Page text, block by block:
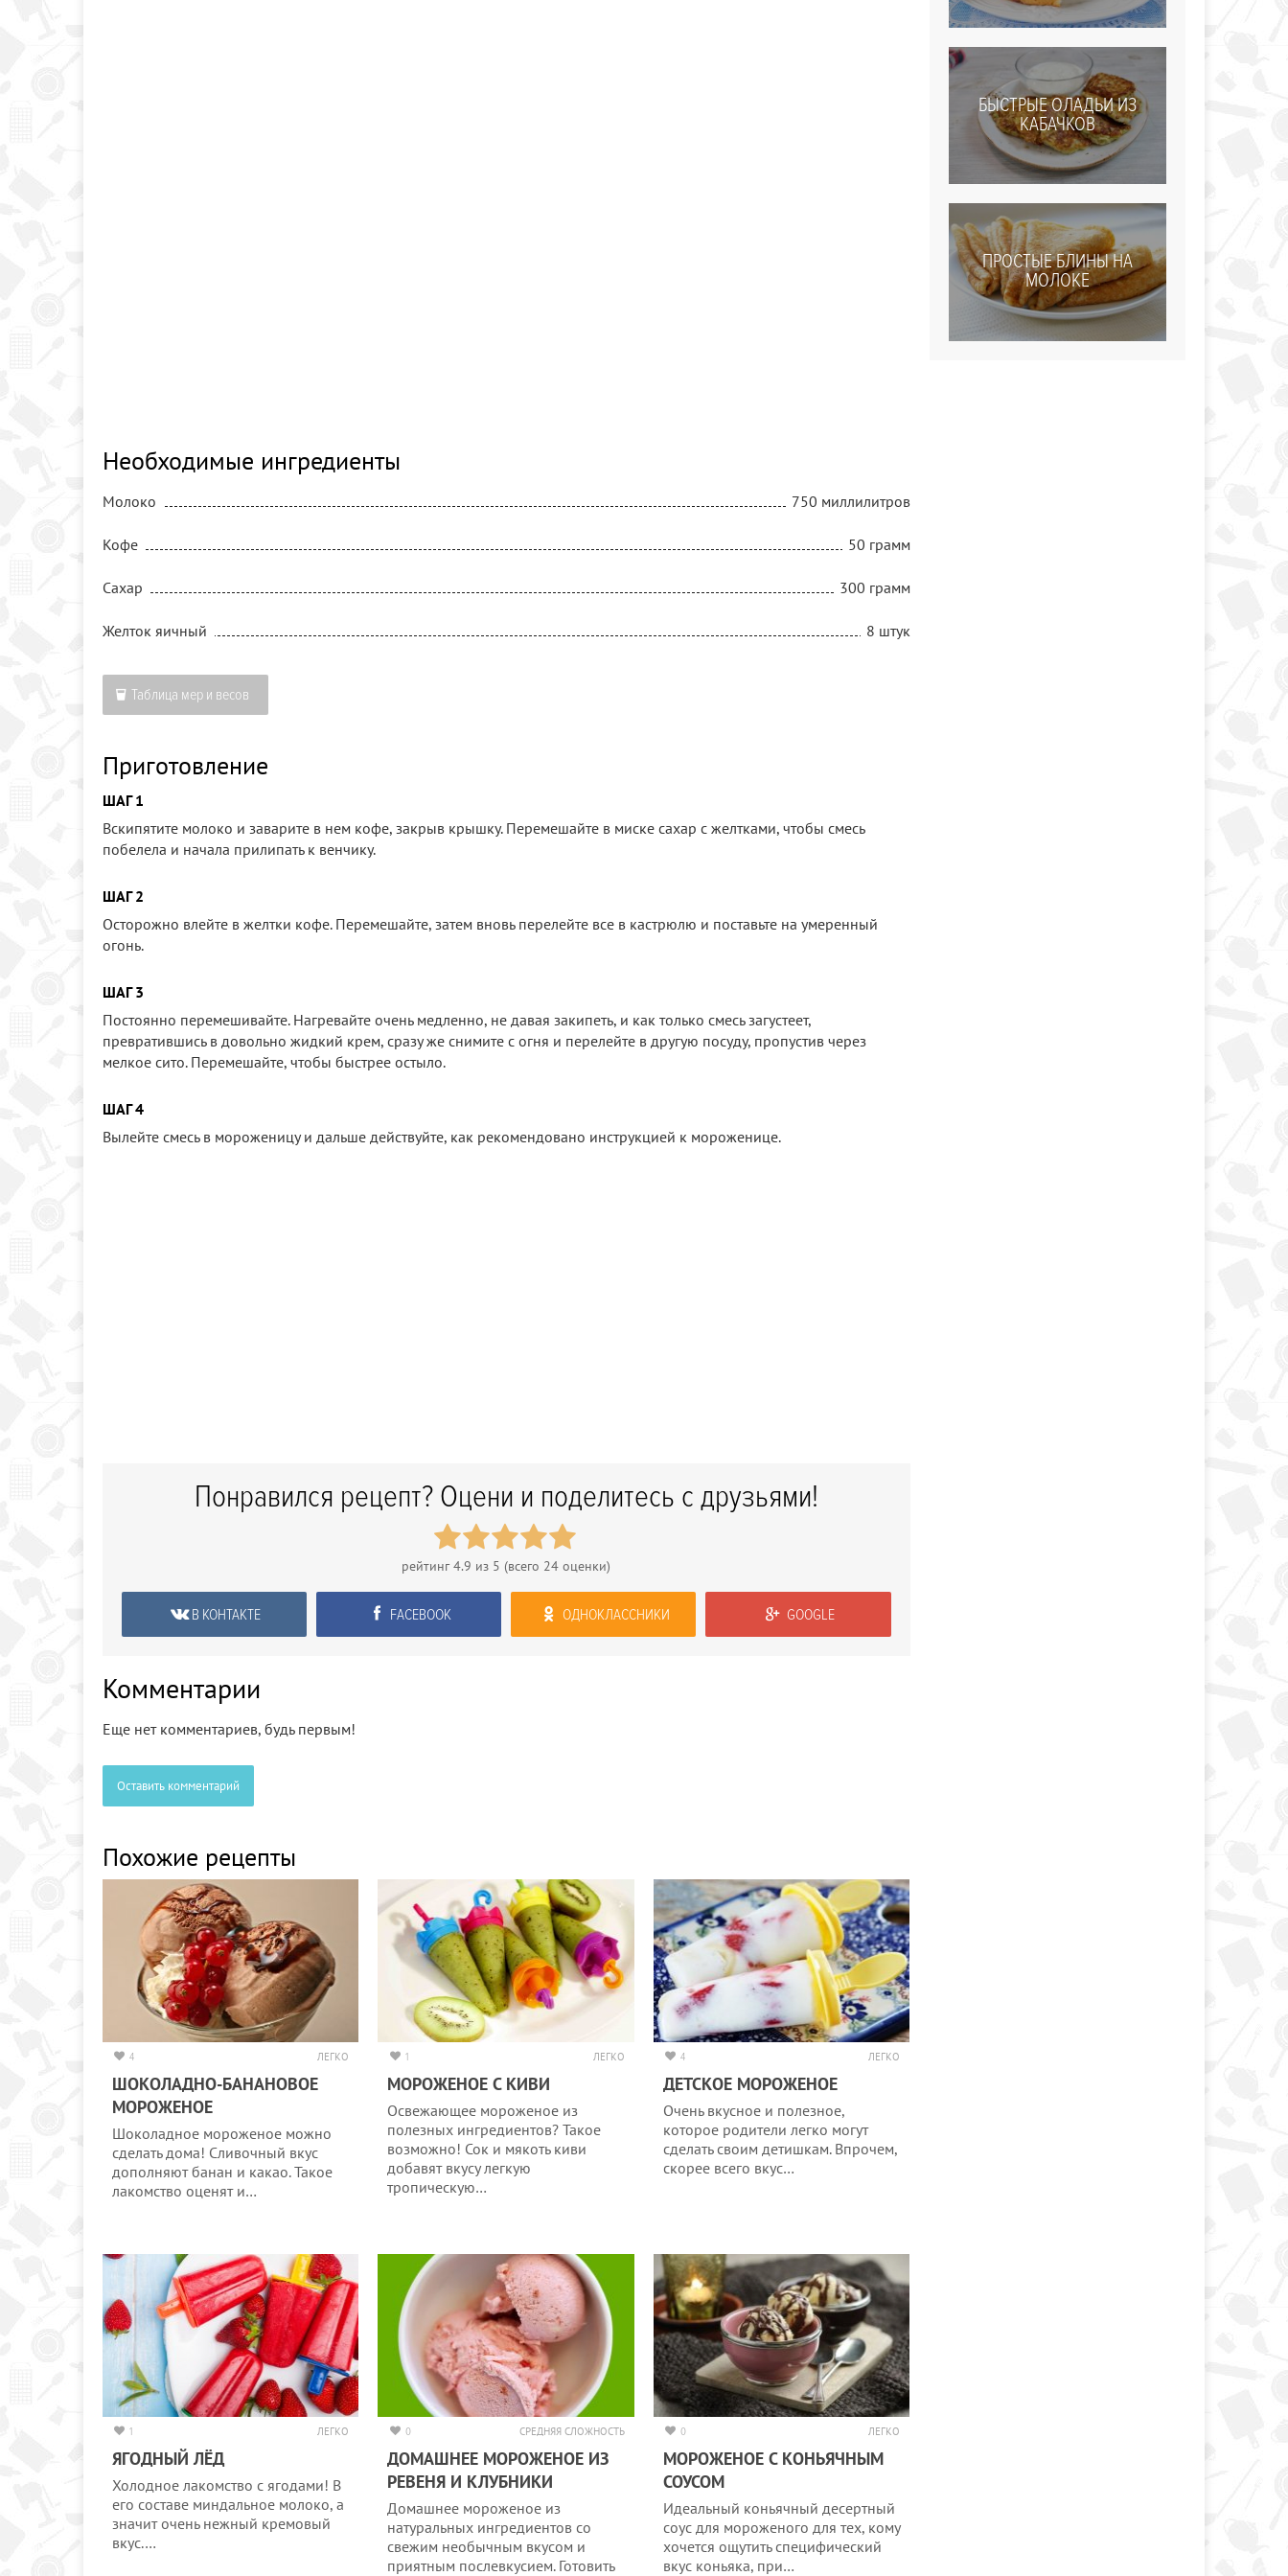
Необходимые ингредиенты
Молоко 750 миллилитров
Кофе 50 грамм
Сахар 300 грамм
Желток яичный 8 штук
Таблица мер и весов
Приготовление
ШАГ 1
Вскипятите молоко и заварите в нем кофе, закрыв крышку. Перемешайте в миске сахар с желтками, чтобы смесь
побелела и начала прилипать к венчику.
ШАГ 2
Осторожно влейте в желтки кофе. Перемешайте, затем вновь перелейте все в кастрюлю и поставьте на умеренный
огонь.
ШАГ 3
Постоянно перемешивайте. Нагревайте очень медленно, не давая закипеть, и как только смесь загустеет,
превратившись в довольно жидкий крем, сразу же снимите с огня и перелейте в другую посуду, пропустив через
мелкое сито. Перемешайте, чтобы быстрее остыло.
ШАГ 4
Вылейте смесь в мороженицу и дальше действуйте, как рекомендовано инструкцией к мороженице.
Понравился рецепт? Оцени и поделитесь с друзьями!
рейтинг4.9 из 5 (всего 24 оценки)
В КОНТАКТЕ FACEBOOK ОДНОКЛАССНИКИ GOOGLE
Комментарии
Еще нет комментариев, будь первым!
Оставить комментарий
Похожие рецепты
4 ЛЕГКО
ШОКОЛАДНО-БАНАНОВОЕ
МОРОЖЕНОЕ
Шоколадное мороженое можно
сделать дома! Сливочный вкус
дополняют банан и какао. Такое
лакомство оценят и…
1 ЛЕГКО
МОРОЖЕНОЕ С КИВИ
Освежающее мороженое из
полезных ингредиентов? Такое
возможно! Сок и мякоть киви
добавят вкусу легкую
тропическую…
4 ЛЕГКО
ДЕТСКОЕ МОРОЖЕНОЕ
Очень вкусное и полезное,
которое родители легко могут
сделать своим детишкам. Впрочем,
скорее всего вкус…
1 ЛЕГКО
ЯГОДНЫЙ ЛЁД
Холодное лакомство с ягодами! В
его составе миндальное молоко, а
значит очень нежный кремовый
вкус.…
0 СРЕДНЯЯ СЛОЖНОСТЬ
ДОМАШНЕЕ МОРОЖЕНОЕ ИЗ
РЕВЕНЯ И КЛУБНИКИ
Домашнее мороженое из
натуральных ингредиентов со
свежим необычным вкусом и
приятным послевкусием. Готовить
0 ЛЕГКО
МОРОЖЕНОЕ С КОНЬЯЧНЫМ
СОУСОМ
Идеальный коньячный десертный
соус для мороженого для тех, кому
хочется ощутить специфический
вкус коньяка, при…
БЫСТРЫЕ ОЛАДЬИ ИЗ
КАБАЧКОВ
ПРОСТЫЕ БЛИНЫ НА
МОЛОКЕ